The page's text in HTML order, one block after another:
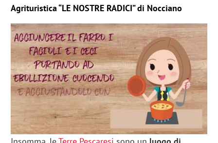
Agrituristica “LE NOSTRE RADICI” di Nocciano